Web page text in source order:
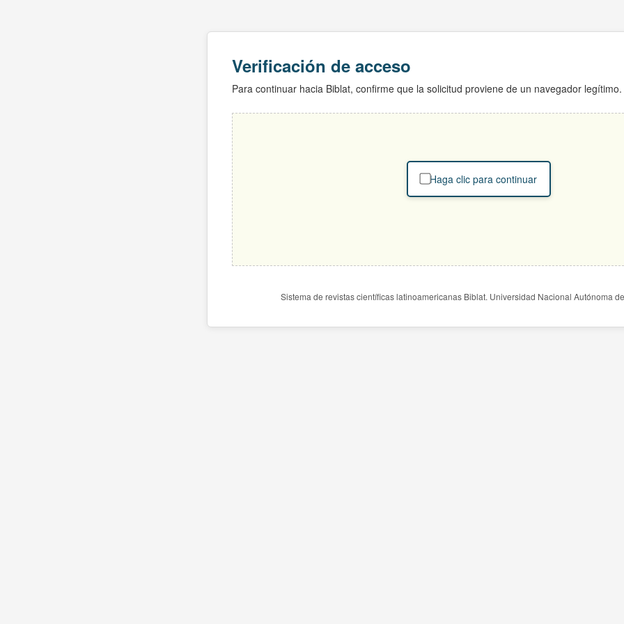
Verificación de acceso
Para continuar hacia Biblat, confirme que la solicitud proviene de un navegador legítimo.
Haga clic para continuar
Sistema de revistas científicas latinoamericanas Biblat. Universidad Nacional Autónoma